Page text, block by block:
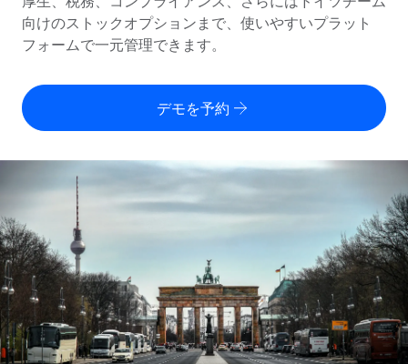
Employer of Record（EOR）
グローバル展開をコストをかけずに実現
Contractor of Record
世界中の契約社員と法令を遵守して契約
世界中の契約社員をオンボーディングし、管理
PEO
複雑な雇用関連業務を外部委託
インフラ
Remote統合
人事機能をワークフローにシームレスに統合する
国別ガイド
/国別のグローバル雇用支援を検索する
Remoteを他社と比較
成長の段階
スタートアップ
成長中の企業向けのアジャイルなグローバルHR・給与処理ソ
リューション
ミッドマーケット
カスタマイズされた人事ソリューションでチームを拡大する
ツールと計算ツール
従業員コスト計算ツール
契約社員の報酬計算ツール
グローバルな契約社員向けに、通貨オプションと支払スピー
ドを確認する
REMOTEで学習
リサーチおよびガイド
活用事例
価格
English
Nederlands
Français
Deutsch
Español
ログイン
向けのストックオプションまで、使いやすいプラット
フォームで一元管理できます。
デモを予約